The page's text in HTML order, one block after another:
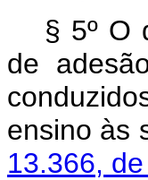
§ 5º O
de
ensino
13.366,